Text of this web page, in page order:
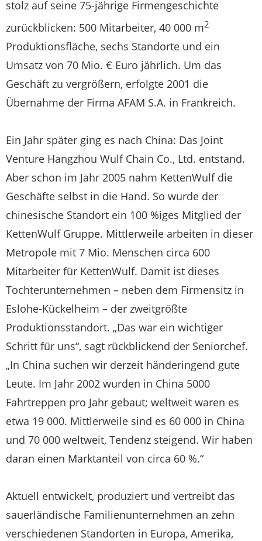
stolz auf seine 75-jährige Firmengeschichte
zurückblicken: 500 Mitarbeiter, 40 000 m2
Produktionsfläche, sechs Standorte und ein
Umsatz von 70 Mio. € Euro jährlich. Um das
Geschäft zu vergrößern, erfolgte 2001 die
Übernahme der Firma AFAM S.A. in Frankreich.
Ein Jahr später ging es nach China: Das Joint
Venture Hangzhou Wulf Chain Co., Ltd. entstand.
Aber schon im Jahr 2005 nahm KettenWulf die
Geschäfte selbst in die Hand. So wurde der
chinesische Standort ein 100 %iges Mitglied der
KettenWulf Gruppe. Mittlerweile arbeiten in dieser
Metropole mit 7 Mio. Menschen circa 600
Mitarbeiter für KettenWulf. Damit ist dieses
Tochterunternehmen – neben dem Firmensitz in
Eslohe-Kückelheim – der zweitgrößte
Produktionsstandort. „Das war ein wichtiger
Schritt für uns“, sagt rückblickend der Seniorchef.
„In China suchen wir derzeit händeringend gute
Leute. Im Jahr 2002 wurden in China 5000
Fahrtreppen pro Jahr gebaut; weltweit waren es
etwa 19 000. Mittlerweile sind es 60 000 in China
und 70 000 weltweit, Tendenz steigend. Wir haben
daran einen Marktanteil von circa 60 %.“
Aktuell entwickelt, produziert und vertreibt das
sauerländische Familienunternehmen an zehn
verschiedenen Standorten in Europa, Amerika,